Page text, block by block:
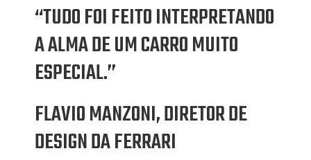
“TUDO FOI FEITO INTERPRETANDO
A ALMA DE UM CARRO MUITO
ESPECIAL.”
FLAVIO MANZONI, DIRETOR DE
DESIGN DA FERRARI